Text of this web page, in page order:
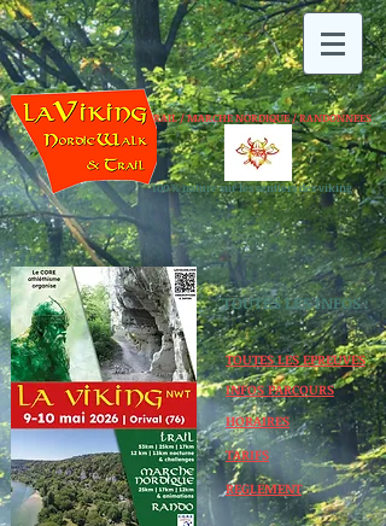
TRAIL / MARCHE NORDIQUE / RANDONNEES
100 % nature sur les sentiers des viking
TOUTES LES INFOS :
TOUTES LES EPREUVES
INFOS PARCOURS
HORAIRES
TARIFS
REGLEMENT